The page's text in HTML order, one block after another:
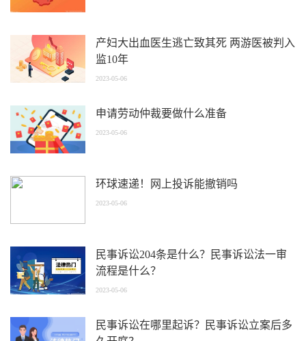
产妇大出血医生逃亡致其死 两游医被判入
监10年
2023-05-06
申请劳动仲裁要做什么准备
2023-05-06
环球速递！网上投诉能撤销吗
2023-05-06
民事诉讼204条是什么？民事诉讼法一审
流程是什么？
2023-05-06
民事诉讼在哪里起诉？民事诉讼立案后多